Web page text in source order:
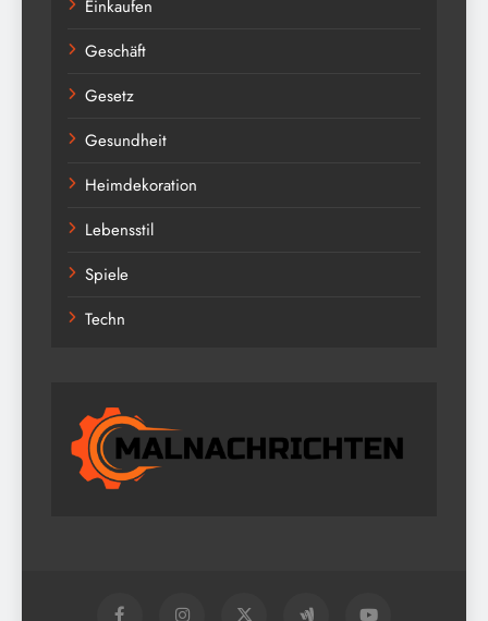
Einkaufen
Geschäft
Gesetz
Gesundheit
Heimdekoration
Lebensstil
Spiele
Techn